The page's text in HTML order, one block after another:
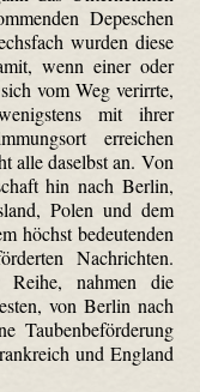
Depeschen
wurden diese
wenn einer oder
vom Weg verirrte,
mit ihrer
erreichen
alle daselbst an. Von
hin nach Berlin,
Polen und dem
höchst bedeutenden
Nachrichten.
Reihe, nahmen die
von Berlin nach
Tauben­beförderung
und England